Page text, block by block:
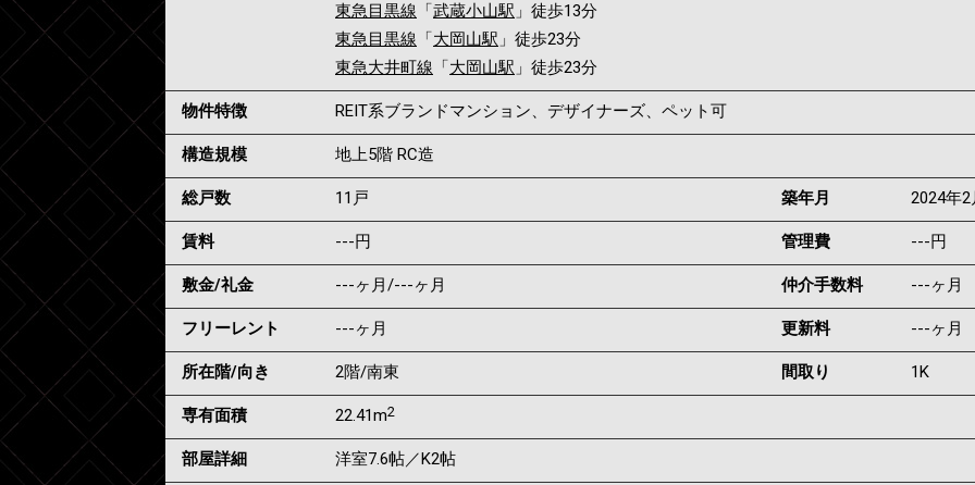
東急目黒線 「武蔵小山駅 」徒歩13分
東急目黒線 「大岡山駅 」徒歩23分
東急大井町線 「大岡山駅 」徒歩23分
物件特徴 REIT系ブランドマンション、デザイナーズ、ペット可
構造規模 地上5階 RC造
総戸数 11戸 築年月 2024年2
賃料 ---円 管理費 ---円
敷金/礼金 ---ヶ月/---ヶ月 仲介手数料 ---ヶ月
フリーレント ---ヶ月 更新料 ---ヶ月
所在階/向き 2階/南東 間取り 1K
専有面積 22.41m2
部屋詳細 洋室7.6帖／K2帖